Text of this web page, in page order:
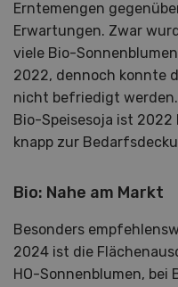
Erntemengen
Erwartungen. Zwar
viele Bio-
2022, dennoch konnte
nicht befriedigt
Bio-Speisesoja ist
knapp zur
Bio: Nahe am Markt
Besonders
2024 ist die
HO-Sonnenblumen,